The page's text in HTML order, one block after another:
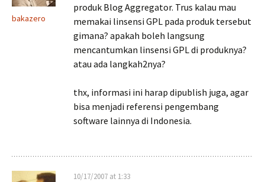
bakazero
produk Blog Aggregator. Trus kalau mau
memakai linsensi GPL pada produk tersebut
gimana? apakah boleh langsung
mencantumkan linsensi GPL di produknya?
atau ada langkah2nya?
thx, informasi ini harap dipublish juga, agar
bisa menjadi referensi pengembang
software lainnya di Indonesia.
10/17/2007 at 1:33